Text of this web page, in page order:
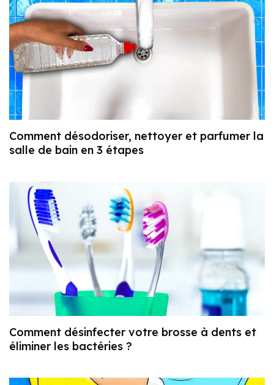
Comment désodoriser, nettoyer et parfumer la
salle de bain en 3 étapes
Comment désinfecter votre brosse à dents et
éliminer les bactéries ?